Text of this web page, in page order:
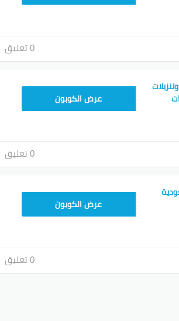
0 تعليق
عرض الكوبون
0 تعليق
SWSK21عرض الكوبون
0 تعليق